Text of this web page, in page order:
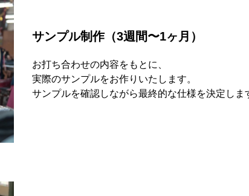
サンプル制作（3週間〜1ヶ月）
お打ち合わせの内容をもとに、
実際のサンプルをお作りいたします。
サンプルを確認しながら最終的な仕様を決定しま